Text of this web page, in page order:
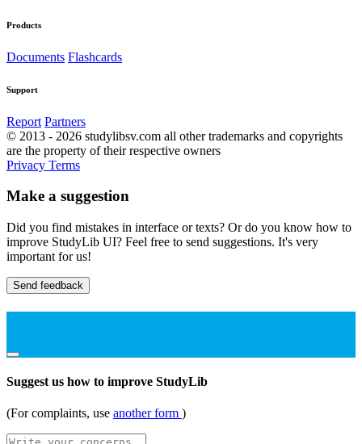
Products
Documents Flashcards
Support
Report Partners
© 2013 - 2026 studylibsv.com all other trademarks and copyrights
are the property of their respective owners
Privacy Terms
Make a suggestion
Did you find mistakes in interface or texts? Or do you know how to
improve StudyLib UI? Feel free to send suggestions. It's very
important for us!
Send feedback
Suggest us how to improve StudyLib
(For complaints, use another form )